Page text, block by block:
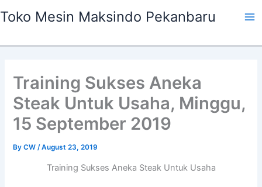
to
Toko Mesin Maksindo Pekanbaru
Training Sukses Aneka
Steak Untuk Usaha, Minggu,
15 September 2019
ByCW /August 23, 2019
Training Sukses Aneka Steak Untuk Usaha